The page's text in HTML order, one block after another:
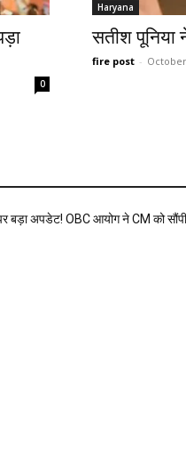
0
Haryana
सतीश पूनिया
fire post -
बड़ा अपडेट! OBC आयोग ने CM को सौंपी